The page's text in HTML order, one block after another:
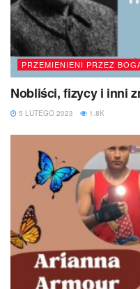
PRZEMIENIENI PRZEZ
Nobliści, fizycy i inni
5 LUTEGO 2023 1.8K